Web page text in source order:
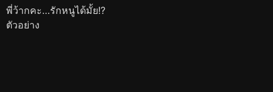
พี่ว้ากคะ…รักหนูได้มั้ย!?
ตัวอย่าง